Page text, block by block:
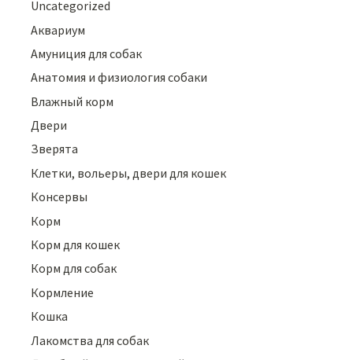
Uncategorized
Аквариум
Амуниция для собак
Анатомия и физиология собаки
Влажный корм
Двери
Зверята
Клетки, вольеры, двери для кошек
Консервы
Корм
Корм для кошек
Корм для собак
Кормление
Кошка
Лакомства для собак